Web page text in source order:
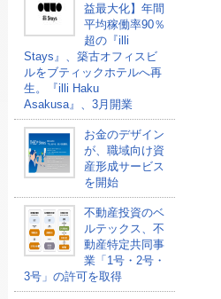
益最大化】年間
平均稼働率90％
超の『illi
Stays』、築古オフィスビ
ルをブティックホテルへ再
生。『illi Haku
Asakusa』、3月開業
お金のデザイン
が、職域向け資
産形成サービス
を開始
不動産投資のベ
ルテックス、不
動産特定共同事
業「1号・2号・
3号」の許可を取得